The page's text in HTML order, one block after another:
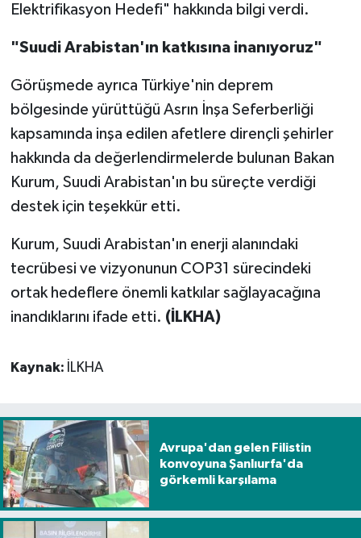
Elektrifikasyon Hedefi" hakkında bilgi verdi.
"Suudi Arabistan'ın katkısına inanıyoruz"
Görüşmede ayrıca Türkiye'nin deprem
bölgesinde yürüttüğü Asrın İnşa Seferberliği
kapsamında inşa edilen afetlere dirençli şehirler
hakkında da değerlendirmelerde bulunan Bakan
Kurum, Suudi Arabistan'ın bu süreçte verdiği
destek için teşekkür etti.
Kurum, Suudi Arabistan'ın enerji alanındaki
tecrübesi ve vizyonunun COP31 sürecindeki
ortak hedeflere önemli katkılar sağlayacağına
inandıklarını ifade etti. (İLKHA)
Kaynak: İLKHA
Avrupa'dan gelen Filistin
konvoyuna Şanlıurfa'da
görkemli karşılama